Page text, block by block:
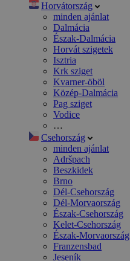
Horvátország
minden ajánlat
Dalmácia
Észak-Dalmácia
Horvát szigetek
Isztria
Krk sziget
Kvarner-öböl
Közép-Dalmácia
Pag sziget
Vodice
…
Csehország
minden ajánlat
Adršpach
Beszkidek
Brno
Dél-Csehország
Dél-Morvaország
Észak-Csehország
Kelet-Csehország
Észak-Morvaország
Franzensbad
Jeseník